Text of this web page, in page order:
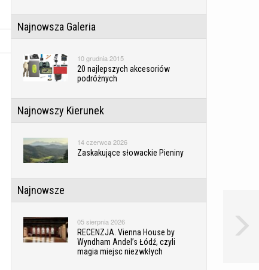
Najnowsza Galeria
10 grudnia 2015
20 najlepszych akcesoriów
podróżnych
Najnowszy Kierunek
14 czerwca 2026
Zaskakujące słowackie Pieniny
Najnowsze
05 sierpnia 2026
RECENZJA. Vienna House by
Wyndham Andel’s Łódź, czyli
magia miejsc niezwkłych